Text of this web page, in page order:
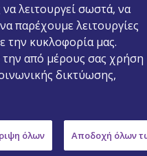
Οι
τους στον
σήμερα και
αυριανή
μέγιστα
λειτουργεί σωστά, να
παρέχουμε λειτουργίες
την κυκλοφορία μας.
την από μέρους σας χρήση
δικτύωσης,
όλων Αποδοχή όλων